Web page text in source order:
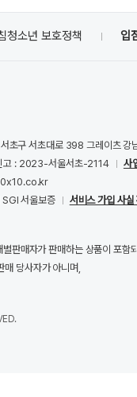
청소년 보호정책 입
초구 서초대로 398 그레이츠 강
고 : 2023-서울서초-2114
사
SGI 서울보증 서비스 가입 사실
판매자가 판매하는 상품이 포함
당사자가 아니며,